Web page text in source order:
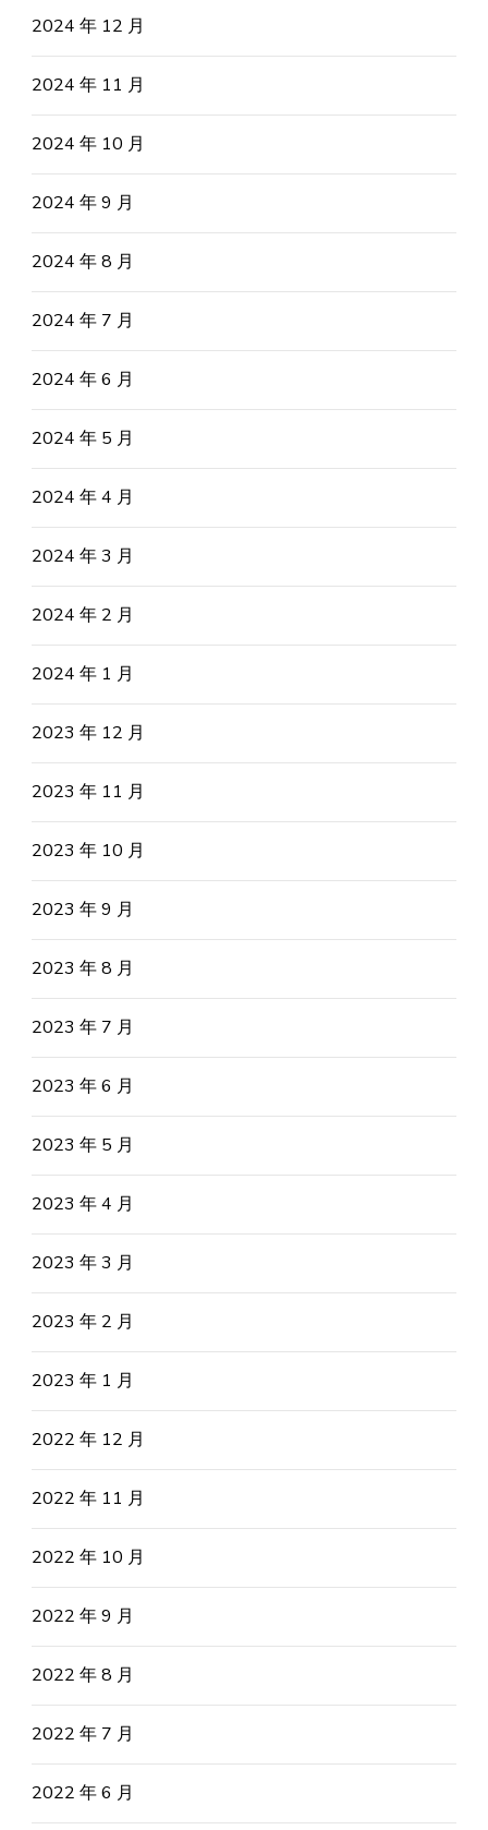
2024 年 12 月
2024 年 11 月
2024 年 10 月
2024 年 9 月
2024 年 8 月
2024 年 7 月
2024 年 6 月
2024 年 5 月
2024 年 4 月
2024 年 3 月
2024 年 2 月
2024 年 1 月
2023 年 12 月
2023 年 11 月
2023 年 10 月
2023 年 9 月
2023 年 8 月
2023 年 7 月
2023 年 6 月
2023 年 5 月
2023 年 4 月
2023 年 3 月
2023 年 2 月
2023 年 1 月
2022 年 12 月
2022 年 11 月
2022 年 10 月
2022 年 9 月
2022 年 8 月
2022 年 7 月
2022 年 6 月